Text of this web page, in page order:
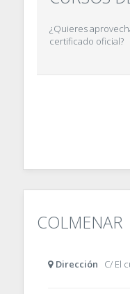
¿Quieres
certificado oficial?
COLMENAR
Dirección C/ El